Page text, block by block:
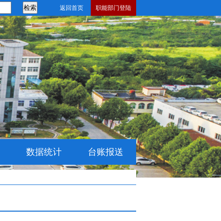
返回首页 职能部门登陆
数据统计 台账报送